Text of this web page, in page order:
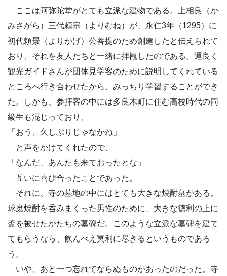
ここは阿弥陀堂がとても立派な建物である。上相良（か
みさがら）三代頼宗（よりむね）が、永仁3年（1295）に
初代頼景（よりかげ）公菩提のため創建したと伝えられて
おり、それを友人たちと一緒に拝観したのである。運良く
観光ガイドさんが団体見学客のために説明してくれている
ところへ行き合わせたから、みっちり学習することができ
た。しかも、参拝客の中には多良木町に住む高校時代の同
級生も混じっており、
「おう、久しぶりじゃなかね」
と声をかけてくれたので、
「なんだ、あんたも来ておったとな」
互いに喜び合ったことであった。
それに、寺の墓地の中にはとても大きな焼酎墓がある。
球磨焼酎を呑みまくった男性のために、大きな徳利の上に
盃を被せたかたちの墓碑だ。このような立派な墓碑を建て
てもらうなら、飲んべえ冥利に尽きるというものであろ
う。
いや、あと一つ忘れてならぬものがあったのだった。寺